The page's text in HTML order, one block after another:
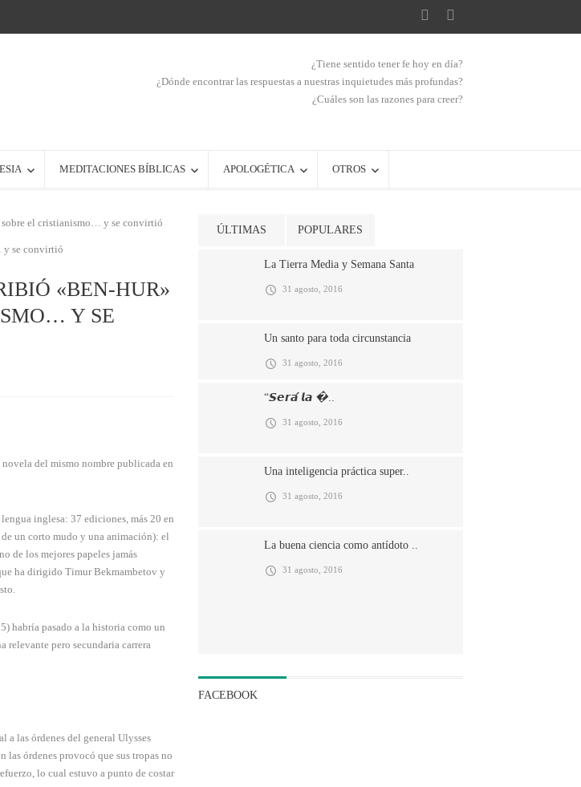
¿Tiene sentido tener fe hoy en día?
¿Dónde encontrar las respuestas a nuestras inquietudes más profundas?
¿Cuáles son las razones para creer?
MEDITACIONES BÍBLICAS APOLOGÉTICA OTROS
sobre el cristianismo… y se convirtió
«BEN-HUR»
Y SE
novela del mismo nombre publicada en
inglesa: 37 ediciones, más 20 en
un corto mudo y una animación): el
de los mejores papeles jamás
ha dirigido Timur Bekmambetov y
habría pasado a la historia como un
pero secundaria carrera
a las órdenes del general Ulysses
las órdenes provocó que sus tropas no
lo cual estuvo a punto de costar
ÚLTIMAS POPULARES
La Tierra Media y Semana Santa
31 agosto, 2016
Un santo para toda circunstancia
31 agosto, 2016
“𝙎𝙚𝙧𝙖́ 𝙡𝙖 �..
31 agosto, 2016
Una inteligencia práctica super..
31 agosto, 2016
La buena ciencia como antídoto ..
31 agosto, 2016
FACEBOOK